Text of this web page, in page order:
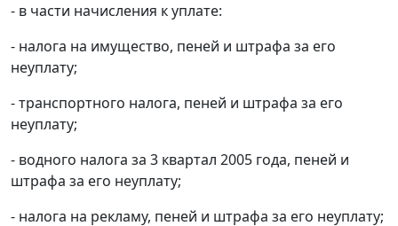
- в части начисления к уплате:
- налога на имущество, пеней и штрафа за его
неуплату;
- транспортного налога, пеней и штрафа за его
неуплату;
- водного налога за 3 квартал 2005 года, пеней и
штрафа за его неуплату;
- налога на рекламу, пеней и штрафа за его неуплату;